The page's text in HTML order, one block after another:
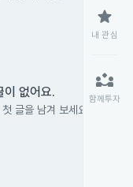
이 없어요.
글을 남겨 보세요.
star
내 관심
partner_exchange
함께투자